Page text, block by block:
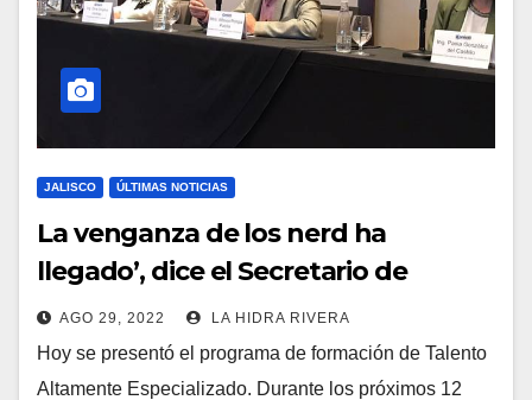
JALISCO ÚLTIMAS NOTICIAS
La venganza de los nerd ha
llegado’, dice el Secretario de
Innovación.
AGO 29, 2022 LA HIDRA RIVERA
Hoy se presentó el programa de formación de Talento
Altamente Especializado. Durante los próximos 12